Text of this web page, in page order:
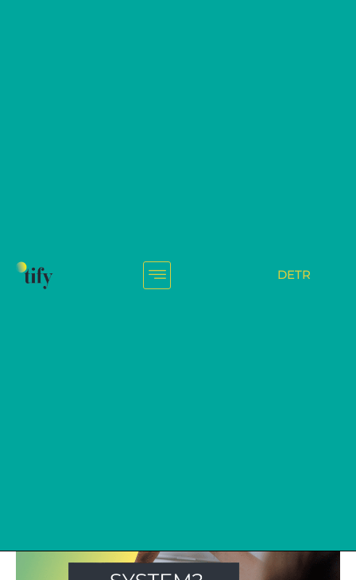
DETR
Social Media Kampagnen